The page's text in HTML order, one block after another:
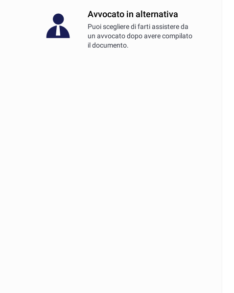
Avvocato in alternativa
Puoi scegliere di farti assistere da
un avvocato dopo avere compilato
il documento.